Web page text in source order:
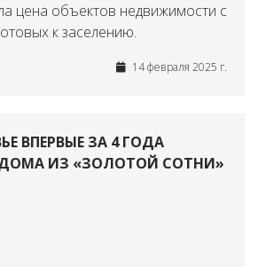
цена объектов недвижимости с
к заселению.
14 февраля 2025 г.
ВПЕРВЫЕ ЗА 4 ГОДА
ИЗ «ЗОЛОТОЙ СОТНИ»